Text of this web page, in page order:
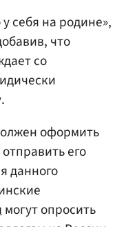
себя на родине»,
что
со
оформить
его
данного
могут опросить